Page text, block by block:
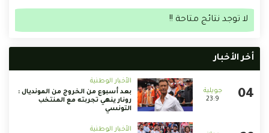
لا توجد نتائج متاحة !!
أخر الأخبار
23:9
الأخبار الوطنية
بعد أسبوع من الخروج من المونديال :
رونار ينهي تجربته مع المنتخب
التونسي
الأخبار الوطنية